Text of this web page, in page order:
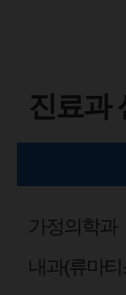
진료과
가정의학과
내과(류마티